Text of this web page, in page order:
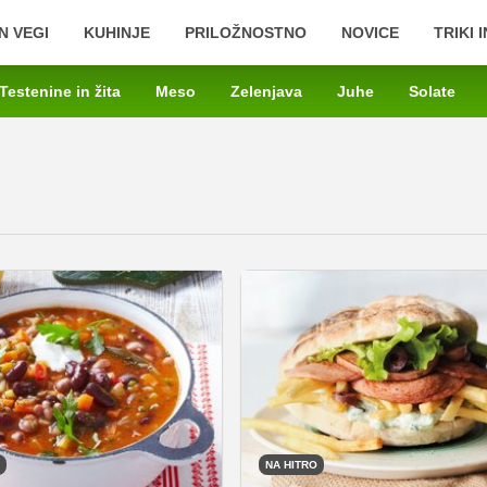
VEGI KUHINJE PRILOŽNOSTNO NOVICE TRIKI
Testenine in žita Meso Zelenjava Juhe Solate
NA HITRO